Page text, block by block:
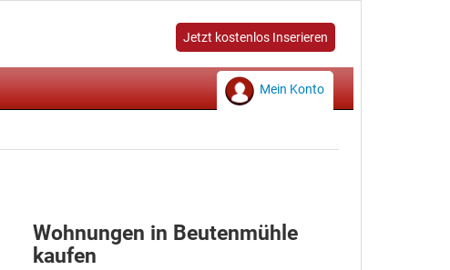
Jetzt kostenlos Inserieren
Mein Konto
Wohnungen in Beutenmühle
kaufen